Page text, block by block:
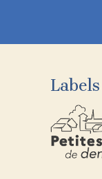
Labels